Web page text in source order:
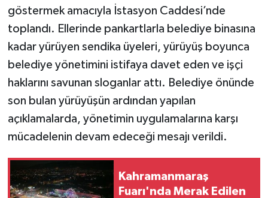
göstermek amacıyla İstasyon Caddesi’nde
toplandı. Ellerinde pankartlarla belediye binasına
kadar yürüyen sendika üyeleri, yürüyüş boyunca
belediye yönetimini istifaya davet eden ve işçi
haklarını savunan sloganlar attı. Belediye önünde
son bulan yürüyüşün ardından yapılan
açıklamalarda, yönetimin uygulamalarına karşı
mücadelenin devam edeceği mesajı verildi.
Kahramanmaraş
Fuarı'nda Merak Edilen